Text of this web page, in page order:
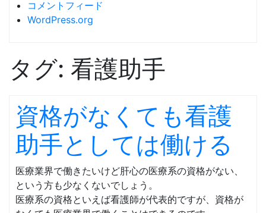
コメントフィード
WordPress.org
タグ: 看護助手
資格がなくても看護
助手としては働ける
医療業界で働きたいけど肝心の医療系の資格がない、
という方も少なくないでしょう。
医療系の資格といえば看護師が代表的ですが、資格が